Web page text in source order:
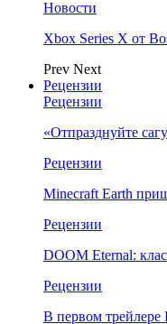
Новости
Xbox Series X от
Prev Next
Рецензии
Рецензии
«Отпразднуйте
Рецензии
Minecraft Earth
Рецензии
DOOM Eternal:
Рецензии
В первом трейлере